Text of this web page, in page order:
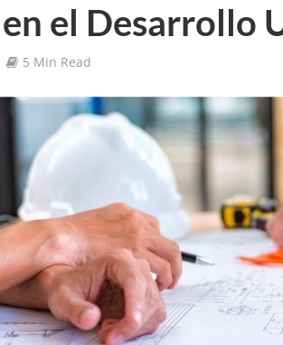
el Desarrollo
5 Min Read